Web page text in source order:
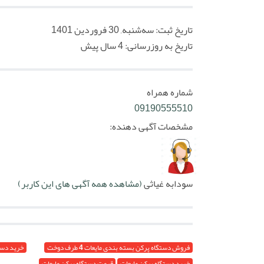
تاریخ ثبت:سه‌شنبه, 30 فروردین 1401
تاریخ به روزرسانی:4 سال پیش
شماره همراه
09190555510
مشخصات آگهی دهنده:
سودابه غیاثی(مشاهده همه آگهی های این کاربر)
فروش دستگاه پرکن بسته بندی مایعات 4 طرف دوخت خرید